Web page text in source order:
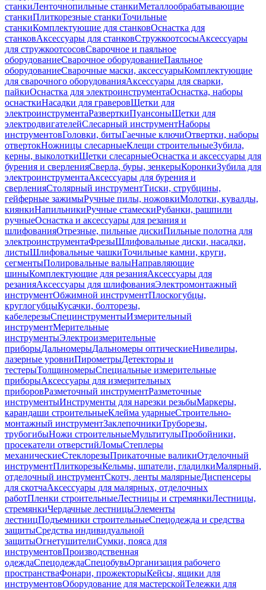
станкиЛенточнопильные станкиМеталлообрабатывающие
станкиПлиткорезные станкиТочильные
станкиКомплектующие для станковОснастка для
станковАксессуары для станковСтружкоотсосыАксессуары
для стружкоотсосовСварочное и паяльное
оборудованиеСварочное оборудованиеПаяльное
оборудованиеСварочные маски, аксессуарыКомплектующие
для сварочного оборудованияАксессуары для сварки,
пайкиОснастка для электроинструментаОснастка, наборы
оснасткиНасадки для граверовЩетки для
электроинструментаРазверткиПуансоныЩетки для
электродвигателейСлесарный инструментНаборы
инструментовГоловки, битыГаечные ключиОтвертки, наборы
отвертокНожницы слесарныеКлещи строительныеЗубила,
керны, выколоткиЩетки слесарныеОснастка и аксессуары для
бурения и сверленияСверла, буры, зенкерыКоронкиЗубила для
электроинструментаАксессуары для бурения и
сверленияСтолярный инструментТиски, струбцины,
гейферные зажимыРучные пилы, ножовкиМолотки, кувалды,
киянкиНапильникиРучные стамескиРубанки, рашпили
ручныеОснастка и аксессуары для резания и
шлифованияОтрезные, пильные дискиПильные полотна для
электроинструментаФрезыШлифовальные диски, насадки,
листыШлифовальные чашкиТочильные камни, круги,
сегментыПолировальные валыНаправляющие
шиныКомплектующие для резанияАксессуары для
резанияАксессуары для шлифованияЭлектромонтажный
инструментОбжимной инструментПлоскогубцы,
круглогубцыКусачки, болторезы,
кабелерезыСпецинструментыИзмерительный
инструментМерительные
инструментыЭлектроизмерительные
приборыДальномерыДальномеры оптическиеНивелиры,
лазерные уровниПирометрыДетекторы и
тестерыТолщиномерыСпециальные измерительные
приборыАксессуары для измерительных
приборовРазметочный инструментРазметочные
инструментыИнструменты для нарезки резьбыМаркеры,
карандаши строительныеКлейма ударныеСтроительно-
монтажный инструментЗаклепочникиТруборезы,
трубогибыНожи строительныеМультитулыПробойники,
просекатели отверстийЛомыСтеплеры
механическиеСтеклорезыПрикаточные валикиОтделочный
инструментПлиткорезыКельмы, шпатели, гладилкиМалярный,
отделочный инструментСкотч, ленты малярныеДиспенсеры
для скотчаАксессуары для малярных, отделочных
работПленки строительныеЛестницы и стремянкиЛестницы,
стремянкиЧердачные лестницыЭлементы
лестницПодъемники строительныеСпецодежда и средства
защитыСредства индивидуальной
защитыОгнетушителиСумки, пояса для
инструментовПроизводственная
одеждаСпецодеждаСпецобувьОрганизация рабочего
пространстваФонари, прожекторыКейсы, ящики для
инструментовОборудование для мастерскойТележки для